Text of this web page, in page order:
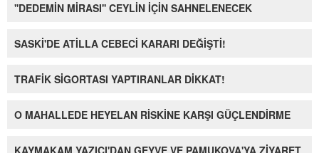
''DEDEMİN MİRASI'' CEYLİN İÇİN SAHNELENECEK
SASKİ'DE ATİLLA CEBECİ KARARI DEĞİŞTİ!
TRAFİK SİGORTASI YAPTIRANLAR DİKKAT!
O MAHALLEDE HEYELAN RİSKİNE KARŞI GÜÇLENDİRME